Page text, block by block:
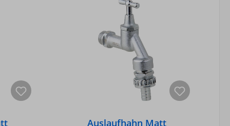
Auslaufhahn Matt